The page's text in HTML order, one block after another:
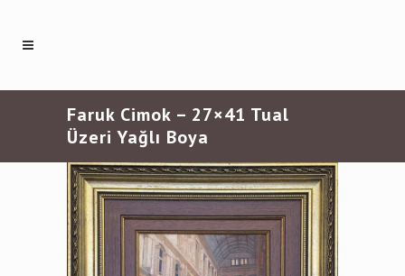
Faruk Cimok – 27×41 Tual
Üzeri Yağlı Boya